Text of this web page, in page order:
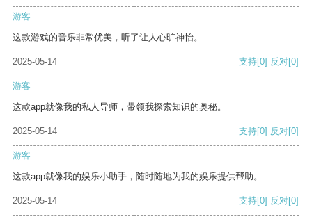
游客
这款游戏的音乐非常优美，听了让人心旷神怡。
2025-05-14 支持[0] 反对[0]
游客
这款app就像我的私人导师，带领我探索知识的奥秘。
2025-05-14 支持[0] 反对[0]
游客
这款app就像我的娱乐小助手，随时随地为我的娱乐提供帮助。
2025-05-14 支持[0] 反对[0]